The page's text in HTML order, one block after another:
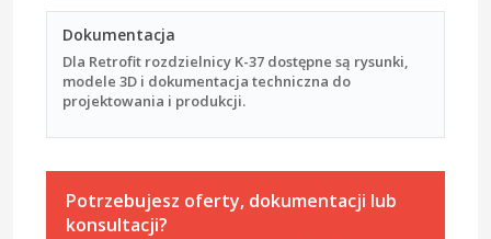
Dokumentacja
Dla Retrofit rozdzielnicy K-37 dostępne są rysunki,
modele 3D i dokumentacja techniczna do
projektowania i produkcji.
Potrzebujesz oferty, dokumentacji lub
konsultacji?